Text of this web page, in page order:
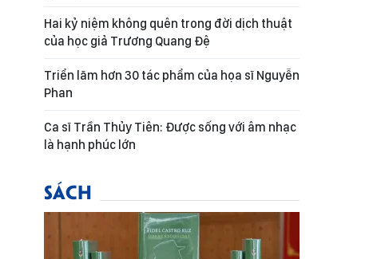
Hai kỷ niệm không quên trong đời dịch thuật
của học giả Trương Quang Đệ
Triển lãm hơn 30 tác phẩm của họa sĩ Nguyễn
Phan
Ca sĩ Trần Thủy Tiên: Được sống với âm nhạc
là hạnh phúc lớn
SÁCH